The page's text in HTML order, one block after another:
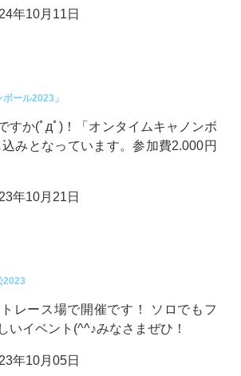
年10月11日
ボール2023」
すか(ﾟдﾟ)！「オンタイムキャノンボ
みとなっています。参加費2.000円
年10月21日
2023
レース場で開催です！ ソロでもフ
いイベント(^^♪みなさまぜひ！
年10月05日